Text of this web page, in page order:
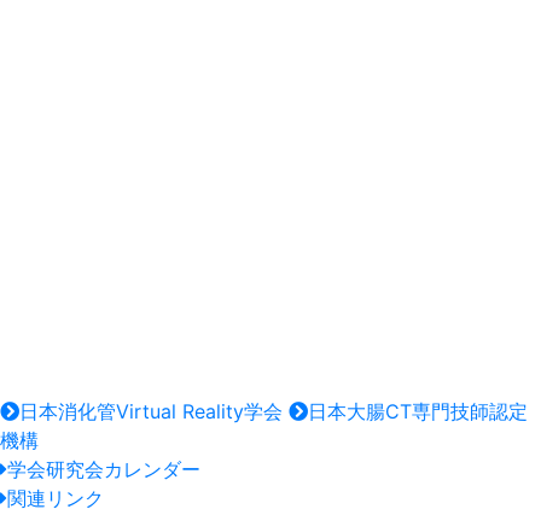
日本消化管Virtual Reality学会
日本大腸CT専門技師認定
機構
学会研究会カレンダー
関連リンク